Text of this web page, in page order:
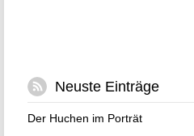
Neuste Einträge
Der Huchen im Porträt